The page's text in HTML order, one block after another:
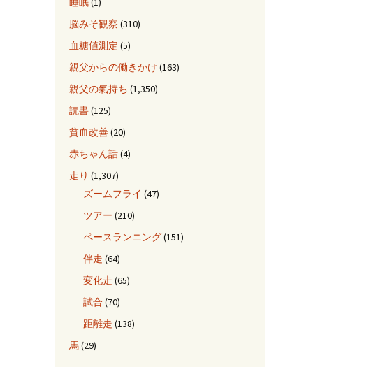
脳みそ観察 (310)
血糖値測定 (5)
親父からの働きかけ (163)
親父の氣持ち (1,350)
読書(125)
貧血改善(20)
赤ちゃん話(4)
走り (1,307)
ズームフライ (47)
ツアー (210)
ペースランニング(151)
伴走 (64)
変化走 (65)
試合 (70)
距離走 (138)
馬(29)